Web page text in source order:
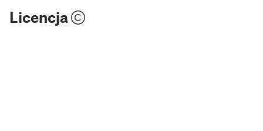
Licencja